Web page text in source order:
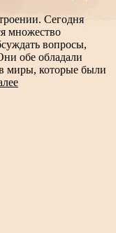
Сегодня
множество
вопросы,
обе обладали
миры, которые были